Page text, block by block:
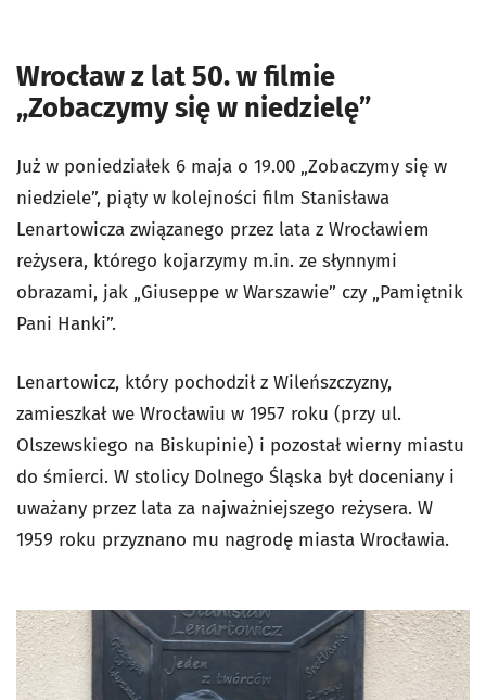
Wrocław z lat 50. w filmie
„Zobaczymy się w niedzielę”
Już w poniedziałek 6 maja o 19.00 „Zobaczymy się w
niedziele”, piąty w kolejności film Stanisława
Lenartowicza związanego przez lata z Wrocławiem
reżysera, którego kojarzymy m.in. ze słynnymi
obrazami, jak „Giuseppe w Warszawie” czy „Pamiętnik
Pani Hanki”.
Lenartowicz, który pochodził z Wileńszczyzny,
zamieszkał we Wrocławiu w 1957 roku (przy ul.
Olszewskiego na Biskupinie) i pozostał wierny miastu
do śmierci. W stolicy Dolnego Śląska był doceniany i
uważany przez lata za najważniejszego reżysera. W
1959 roku przyznano mu nagrodę miasta Wrocławia.